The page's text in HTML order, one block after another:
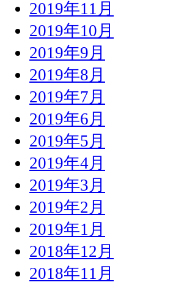
2019年11月
2019年10月
2019年9月
2019年8月
2019年7月
2019年6月
2019年5月
2019年4月
2019年3月
2019年2月
2019年1月
2018年12月
2018年11月